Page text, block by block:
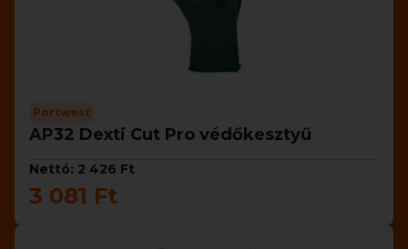
Portwest
AP32 Dexti Cut Pro védőkesztyű
Nettó: 2 426 Ft
3 081 Ft